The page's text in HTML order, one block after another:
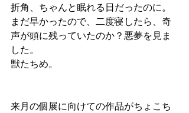
折角、ちゃんと眠れる日だったのに。
まだ早かったので、二度寝したら、奇
声が頭に残っていたのか？悪夢を見ま
した。
獣たちめ。
来月の個展に向けての作品がちょこち